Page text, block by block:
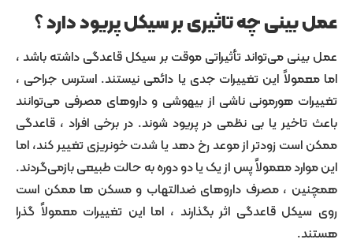
چه تاثیری بر سیکل پریود دارد ؟
می‌تواند تأثیراتی موقت بر سیکل قاعدگی داشته باشد ،
این تغییرات جدی یا دائمی نیستند. استرس جراحی ،
هورمونی ناشی از بیهوشی و داروهای مصرفی می‌توانند
یا بی ‌نظمی در پریود شوند. در برخی افراد ، قاعدگی
زودتر از موعد رخ دهد یا شدت خونریزی تغییر کند، اما
معمولاً پس از یک یا دو دوره به حالت طبیعی بازمی‌گردند.
، مصرف داروهای ضدالتهاب و مسکن ‌ها ممکن است
قاعدگی اثر بگذارند ، اما این تغییرات معمولاً گذرا